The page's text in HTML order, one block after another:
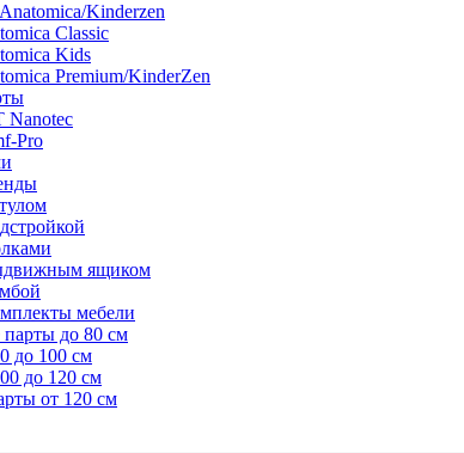
Kinderzen
Classic
Kids
Premium/KinderZen
Nanotec
Pro
ящиком
мебели
до 80 см
до 100 см
до 120 см
от 120 см